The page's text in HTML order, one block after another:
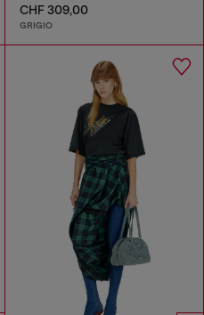
CHF 309,00
GRIGIO